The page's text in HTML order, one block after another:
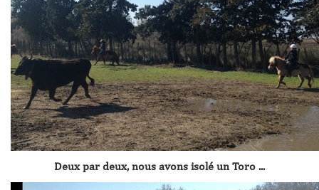
Deux par deux, nous avons isolé un Toro ...